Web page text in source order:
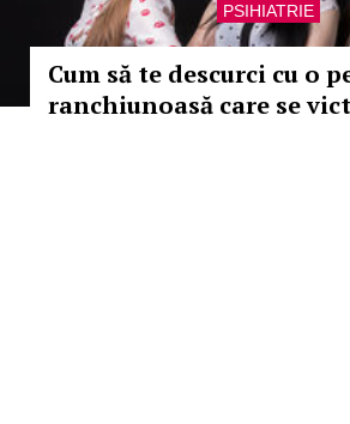
PSIHIATRIE
Cum să te descurci cu o
ranchiunoasă care se